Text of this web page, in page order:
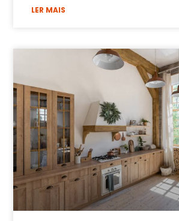
LER MAIS